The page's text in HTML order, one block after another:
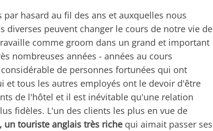
hasard au fil des ans et auxquelles nous
diverses peuvent changer le cours de notre vie de
comme groom dans un grand et important
nombreuses années - années au cours
de personnes fortunées qui ont
et tous les autres employés ont le devoir d'être
de l'hôtel et il est inévitable qu'une relation
fidèles. L'un des clients les plus en vue de
un touriste anglais très riche qui aimait passer ses